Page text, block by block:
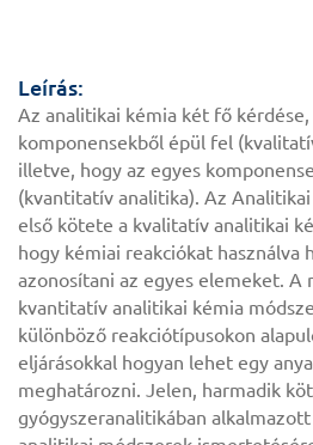
Leírás:
Az analitikai kémia két fő
komponensekből épül fel
illetve, hogy az egyes
(kvantitatív analitika). Az
első kötete a kvalitatív analitikai
hogy kémiai reakciókat használva
azonosítani az egyes elemeket. A
kvantitatív analitikai kémia
különböző reakciótípusokon
eljárásokkal hogyan lehet egy
meghatározni. Jelen, harmadik
gyógyszeranalitikában